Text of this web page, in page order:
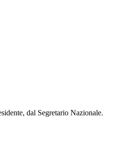
dal Segretario Nazionale.